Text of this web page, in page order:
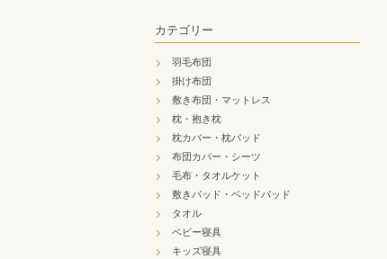
カテゴリー
羽毛布団
掛け布団
敷き布団・マットレス
枕・抱き枕
枕カバー・枕パッド
布団カバー・シーツ
毛布・タオルケット
敷きパッド・ベッドパッド
タオル
ベビー寝具
キッズ寝具